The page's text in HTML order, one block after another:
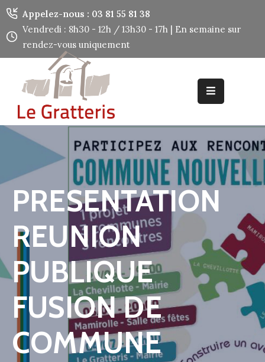
Appelez-nous : 03 81 55 81 38
Vendredi : 8h30 - 12h / 13h30 - 17h | En semaine sur
rendez-vous uniquement
Accueil
Découvrir
Mes
Démarches
Services
Utiles
Contact
PRESENTATION
REUNION
PUBLIQUE
FUSION DE
COMMUNE
Panneau de gestion des cookies